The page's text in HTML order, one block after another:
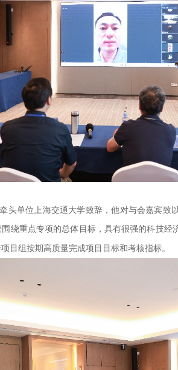
头单位上海交通大学致辞，他对与会嘉宾致
绕重点专项的总体目标，具有很强的科技经
目组按期高质量完成项目目标和考核指标。